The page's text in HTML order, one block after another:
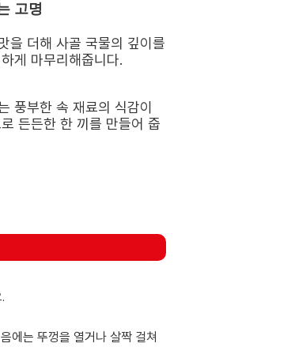
고명
을 더해 사골 국물의 깊이를
게 마무리해줍니다.
풍부한 속 재료의 식감이
든든한 한 끼를 만들어 줍
에는 뚜껑을 열거나 살짝 걸쳐